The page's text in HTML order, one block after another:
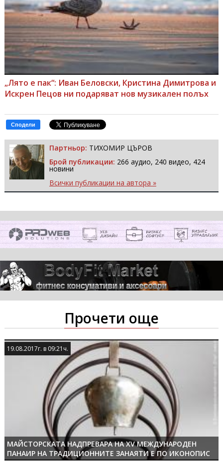
„Лято е пак“: Иван Беловски, Кристина Димитрова и
Искрен Пецов ни подаряват нов музикален полъх
Сподели
Партньор: ТИХОМИР ЦЪРОВ
Брой публикации: 266 аудио, 240 видео, 424
новини
Всички публикации на автора »
Прочети още
МАЙСТОРСКАТА НАДПРЕВАРА НА ХV МЕЖДУНАРОДЕН
ПАНАИР НА ТРАДИЦИОННИТЕ ЗАНАЯТИ Е ПО ИКОНОПИС
19.08.2017г. в 09:21ч.
19.08.2017г. в 09:21ч.